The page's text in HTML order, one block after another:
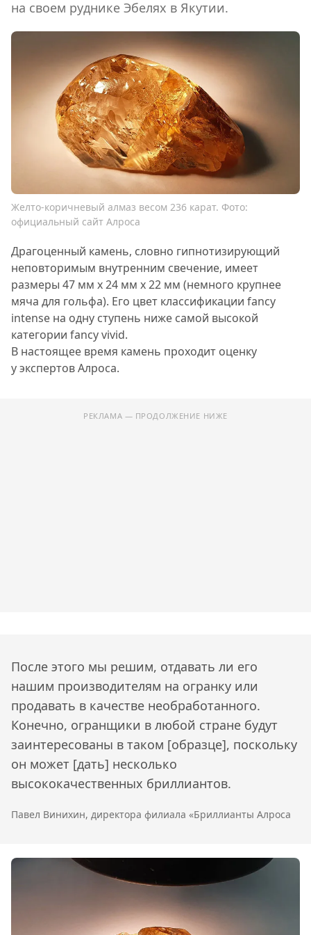
на своем руднике Эбелях в Якутии.
Желто-коричневый алмаз весом 236 карат. Фото:
официальный сайт Алроса
Драгоценный камень, словно гипнотизирующий
неповторимым внутренним свечение, имеет
размеры 47 мм x 24 мм x 22 мм (немного крупнее
мяча для гольфа). Его цвет классификации fancy
intense на одну ступень ниже самой высокой
категории fancy vivid.
В настоящее время камень проходит оценку
у экспертов Алроса.
РЕКЛАМА — ПРОДОЛЖЕНИЕ НИЖЕ
После этого мы решим, отдавать ли его
нашим производителям на огранку или
продавать в качестве необработанного.
Конечно, огранщики в любой стране будут
заинтересованы в таком [образце], поскольку
он может [дать] несколько
высококачественных бриллиантов.
Павел Винихин, директора филиала «Бриллианты Алроса